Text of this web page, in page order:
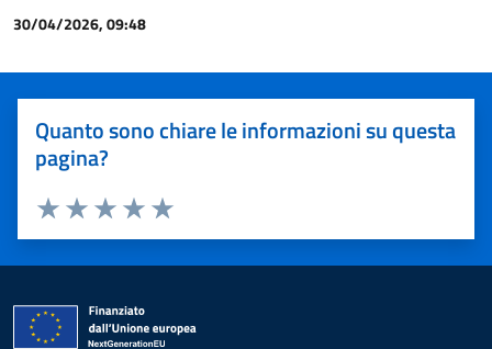
30/04/2026, 09:48
Quanto sono chiare le informazioni su questa
pagina?
Valuta 5 stelle su 5
Valuta 4 stelle su 5
Valuta 3 stelle su 5
Valuta 2 stelle su 5
Valuta 1 stelle su 5